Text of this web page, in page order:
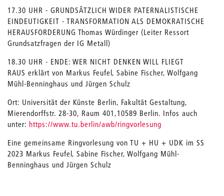
17.30 UHR - GRUNDSÄTZLICH WIDER PATERNALISTISCHE
EINDEUTIGKEIT - TRANSFORMATION ALS DEMOKRATISCHE
HERAUSFORDERUNG Thomas Würdinger (Leiter Ressort
Grundsatzfragen der IG Metall)
18.30 UHR - ENDE: WER NICHT DENKEN WILL FLIEGT
RAUS erklärt von Markus Feufel, Sabine Fischer, Wolfgang
Mühl-Benninghaus und Jürgen Schulz
Ort: Universität der Künste Berlin, Fakultät Gestaltung,
Mierendorffstr. 28-30, Raum 401,10589 Berlin. Infos auch
unter: https://www.tu.berlin/awb/ringvorlesung
Eine gemeinsame Ringvorlesung von TU + HU + UDK im SS
2023 Markus Feufel, Sabine Fischer, Wolfgang Mühl-
Benninghaus und Jürgen Schulz